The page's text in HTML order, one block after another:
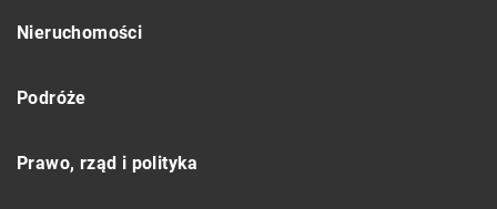
Nieruchomości
Podróże
Prawo, rząd i polityka